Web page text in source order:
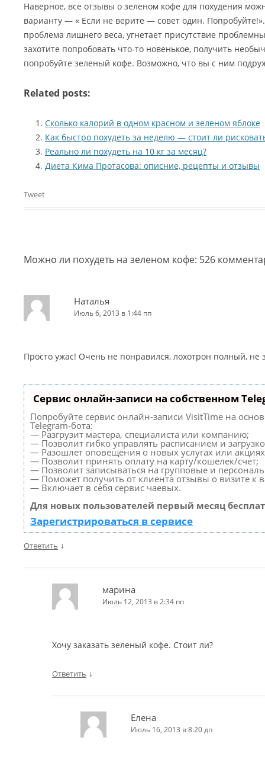
Наверное, все отзывы о зеленом кофе для похудения
варианту — « Если не верите — совет один.
проблема лишнего веса, угнетает присутствие
захотите попробовать что-то новенькое, получить
попробуйте зеленый кофе. Возможно, что вы с ним
Related posts:
Сколько калорий в одном красном и зеленом яблоке
Как быстро похудеть за неделю — стоит ли
Реально ли похудеть на 10 кг за месяц?
Диета Кима Протасова: описние, рецепты и отзывы
Tweet
Можно ли похудеть на зеленом кофе: 526
Наталья
Июль 6, 2013 в 1:44 пп
Просто ужас! Очень не понравился, лохотрон полный,
Сервис онлайн-записи на собственном
Попробуйте сервис онлайн-записи VisitTime на
Telegram-бота:
— Разгрузит мастера, специалиста или компанию;
— Позволит гибко управлять расписанием и
— Разошлет оповещения о новых услугах или
— Позволит принять оплату на карту/кошелек/счет;
— Позволит записываться на групповые и
— Поможет получить от клиента отзывы о визите к
— Включает в себя сервис чаевых.
Для новых пользователей первый месяц
Зарегистрироваться в сервисе
Ответить ↓
марина
Июль 12, 2013 в 2:34 пп
Хочу заказать зеленый кофе. Стоит ли?
Ответить ↓
Елена
Июль 16, 2013 в 8:20 дп